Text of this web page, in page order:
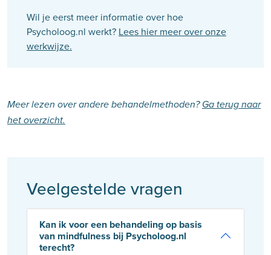
Wil je eerst meer informatie over hoe
Psycholoog.nl werkt? Lees hier meer over onze
werkwijze.
Meer lezen over andere behandelmethoden? Ga terug naar
het overzicht.
Veelgestelde vragen
Kan ik voor een behandeling op basis
van mindfulness bij Psycholoog.nl
terecht?